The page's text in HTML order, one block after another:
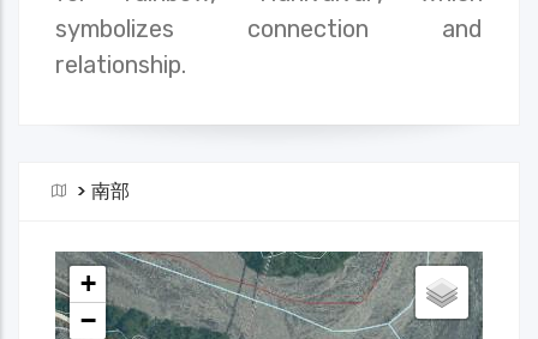
symbolizes connection and
relationship.
> 南部